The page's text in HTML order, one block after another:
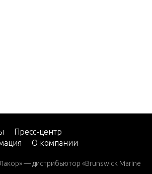
W-55
W15
W15
Пресс-центр
О компании
— дистрибьютор «Brunswick Marine